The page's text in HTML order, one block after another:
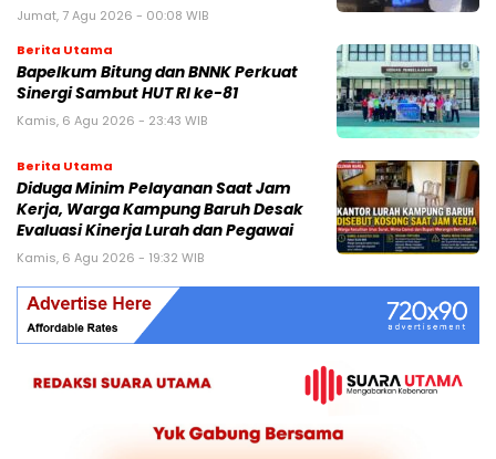
Jumat, 7 Agu 2026 - 00:08 WIB
Berita Utama
Bapelkum Bitung dan BNNK Perkuat
Sinergi Sambut HUT RI ke-81
Kamis, 6 Agu 2026 - 23:43 WIB
Berita Utama
Diduga Minim Pelayanan Saat Jam
Kerja, Warga Kampung Baruh Desak
Evaluasi Kinerja Lurah dan Pegawai
Kamis, 6 Agu 2026 - 19:32 WIB